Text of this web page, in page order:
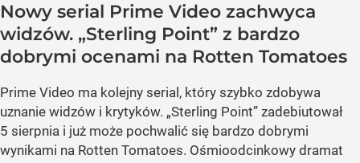
Nowy serial Prime Video zachwyca
widzów. „Sterling Point” z bardzo
dobrymi ocenami na Rotten Tomatoes
Prime Video ma kolejny serial, który szybko zdobywa
uznanie widzów i krytyków. „Sterling Point” zadebiutował
5 sierpnia i już może pochwalić się bardzo dobrymi
wynikami na Rotten Tomatoes. Ośmioodcinkowy dramat